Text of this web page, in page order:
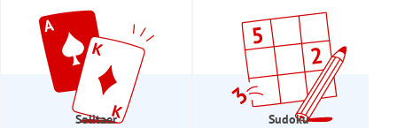
Solitaer Sudoku